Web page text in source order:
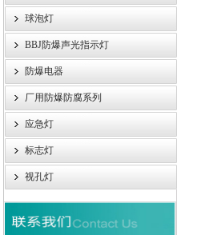
球泡灯
BBJ防爆声光指示灯
防爆电器
厂用防爆防腐系列
应急灯
标志灯
视孔灯